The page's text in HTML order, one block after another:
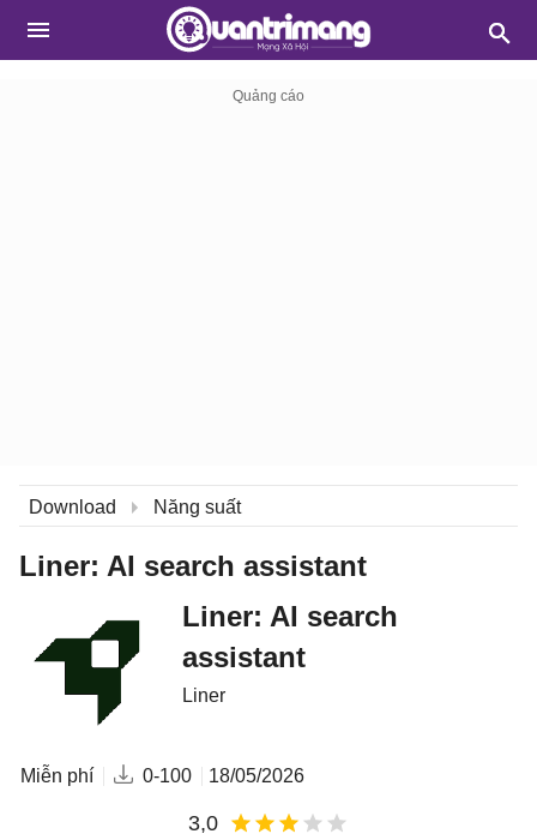
Download Năng suất
Liner: AI search assistant
Liner: AI search
assistant
Liner
Miễn phí 0-100 18/05/2026
3,0